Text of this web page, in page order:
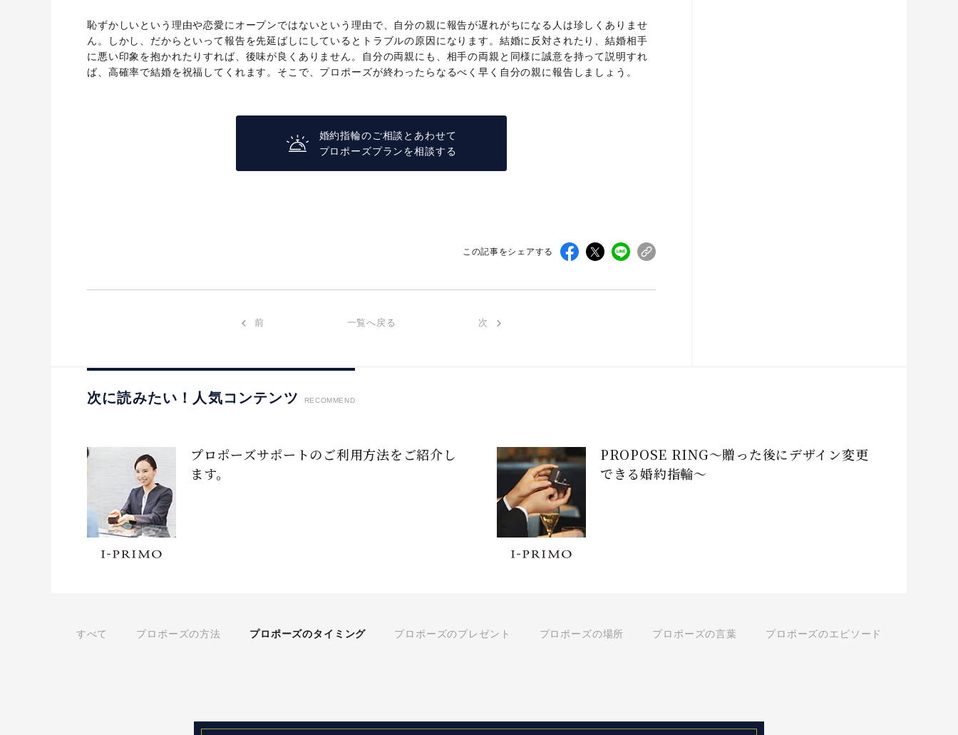
恥ずかしいという理由や恋愛にオープンではないという理由で、自分の親に報告が遅れがちになる人は珍しくありませ
ん。しかし、だからといって報告を先延ばしにしているとトラブルの原因になります。結婚に反対されたり、結婚相手
に悪い印象を抱かれたりすれば、後味が良くありません。自分の両親にも、相手の両親と同様に誠意を持って説明すれ
ば、高確率で結婚を祝福してくれます。そこで、プロポーズが終わったらなるべく早く自分の親に報告しましょう。
婚約指輪のご相談とあわせて
プロポーズプランを相談する
この記事をシェアする
前 一覧へ戻る 次
次に読みたい！人気コンテンツ RECOMMEND
プロポーズサポートのご利用方法をご紹介し
ます。
PROPOSE RING～贈った後にデザイン変更
できる婚約指輪～
すべて プロポーズの方法 プロポーズのタイミング プロポーズのプレゼント プロポーズの場所 プロポーズの言葉 プロポーズのエピソード